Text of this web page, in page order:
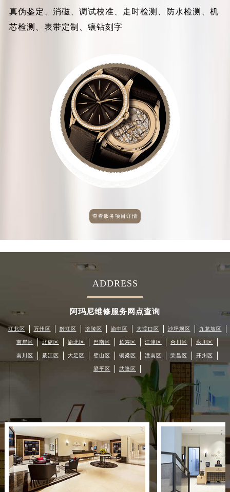
真伪鉴定、消磁、调试校准、走时检测、防水检测、机
芯检测、表带定制、镶钻刻字
查看服务项目详情
ADDRESS
阿玛尼维修服务网点查询
江北区 万州区 黔江区 涪陵区 渝中区 大渡口区 沙坪坝区 九龙坡区
南岸区 北碚区 渝北区 巴南区 长寿区 江津区 合川区 永川区
南川区 綦江区 大足区 璧山区 铜梁区 潼南区 荣昌区 开州区
梁平区 武隆区